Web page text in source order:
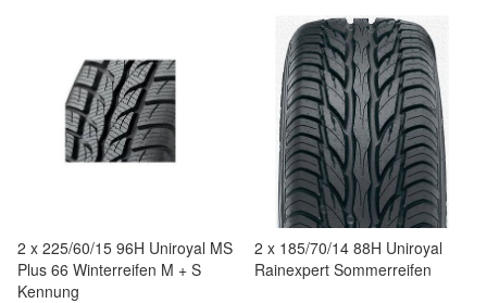
2 x 225/60/15 96H Uniroyal MS
Plus 66 Winterreifen M + S
Kennung
2 x 185/70/14 88H Uniroyal
Rainexpert Sommerreifen